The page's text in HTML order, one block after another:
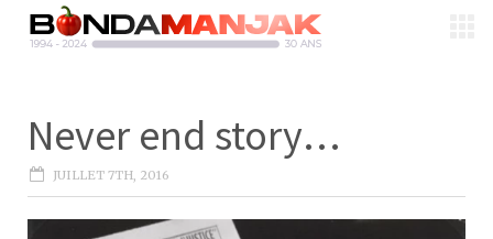
Never end story…
JUILLET 7TH, 2016